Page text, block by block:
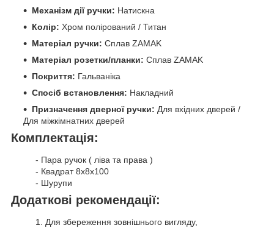
Механізм дії ручки: Натискна
Колір: Хром полірований / Титан
Матеріал ручки: Сплав ZAMAK
Матеріал розетки/планки: Сплав ZAMAK
Покриття: Гальваніка
Спосіб встановлення: Накладний
Призначення дверної ручки: Для вхідних дверей /
Для міжкімнатних дверей
Комплектація:
- Пара ручок ( ліва та права )
- Квадрат 8х8х100
- Шурупи
Додаткові рекомендації:
1. Для збереження зовнішнього вигляду,